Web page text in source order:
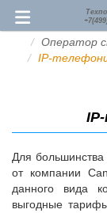
Оператор
IP-
Для большинства
от компании
данного вида
выгодные